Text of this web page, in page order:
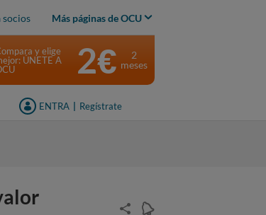
socios Más páginas de OCU
ENTRA Regístrate
y elige
ÚNETE A
2€
2
meses